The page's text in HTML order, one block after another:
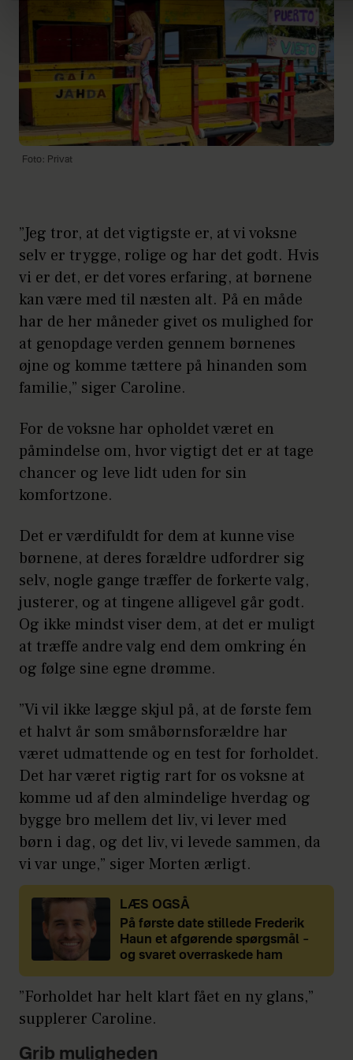
Foto: Privat
”Jeg tror, at det vigtigste er, at vi voksne
selv er trygge, rolige og har det godt. Hvis
vi er det, er det vores erfaring, at børnene
kan være med til næsten alt. På en måde
har de her måneder givet os mulighed for
at genopdage verden gennem børnenes
øjne og komme tættere på hinanden som
familie,” siger Caroline.
For de voksne har opholdet været en
påmindelse om, hvor vigtigt det er at tage
chancer og leve lidt uden for sin
komfortzone.
Det er værdifuldt for dem at kunne vise
børnene, at deres forældre udfordrer sig
selv, nogle gange træffer de forkerte valg,
justerer, og at tingene alligevel går godt.
Og ikke mindst viser dem, at det er muligt
at træffe andre valg end dem omkring én
og følge sine egne drømme.
”Vi vil ikke lægge skjul på, at de første fem
et halvt år som småbørnsforældre har
været udmattende og en test for forholdet.
Det har været rigtig rart for os voksne at
komme ud af den almindelige hverdag og
bygge bro mellem det liv, vi lever med
børn i dag, og det liv, vi levede sammen, da
vi var unge,” siger Morten ærligt.
LÆS OGSÅ
På første date stillede Frederik
Haun et afgørende spørgsmål –
og svaret overraskede ham
”Forholdet har helt klart fået en ny glans,”
supplerer Caroline.
Grib muligheden